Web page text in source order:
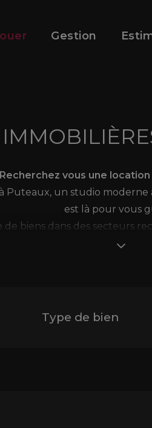
Gestion
Recherchez vous une
un studio
est là pour vous
biens dans des secteurs
adéquation avec vos
Type de bien